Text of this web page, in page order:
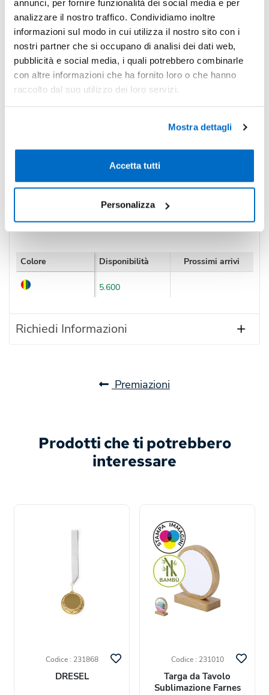
annunci, per fornire funzionalità dei social media e per
analizzare il nostro traffico. Condividiamo inoltre
informazioni sul modo in cui utilizza il nostro sito con i
nostri partner che si occupano di analisi dei dati web,
pubblicità e social media, i quali potrebbero combinarle
con altre informazioni che ha fornito loro o che hanno
raccolto dal suo utilizzo dei loro servizi.
Mostra dettagli
Accetta tutti
Personalizza
-28%
*Prezzi prodotto per quantità merce neutra e prezzi IVA
Non trovi la quantità in tabella?Calcola il preventivo
IVA incl.Totale:€ 1699,70
Disponibilità
Colore Disponibilità Prossimi arrivi
5.600
Richiedi Informazioni
Premiazioni
Prodotti che ti potrebbero
interessare
Codice : 231868
DRESEL
Codice : 231010
Targa da Tavolo
Sublimazione Farnes